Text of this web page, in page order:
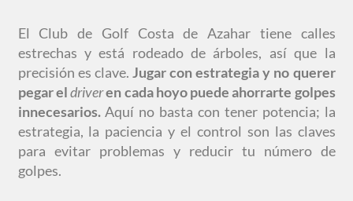
El Club de Golf Costa de Azahar tiene calles
estrechas y está rodeado de árboles, así que la
precisión es clave. Jugar con estrategia y no querer
pegar eldriveren cada hoyo puede ahorrarte golpes
innecesarios.Aquí no basta con tener potencia; la
estrategia, la paciencia y el control son las claves
para evitar problemas y reducir tu número de
golpes.